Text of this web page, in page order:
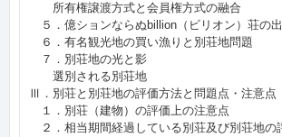
所有権譲渡方式と会員権方式の融合
５．億ションならぬbillion（ビリオン）荘の
６．有名観光地の買い漁りと別荘地問題
７．別荘地の光と影
選別される別荘地
Ⅲ．別荘と別荘地の評価方法と問題点・注意点
１．別荘（建物）の評価上の注意点
２．相当期間経過している別荘及び別荘地の